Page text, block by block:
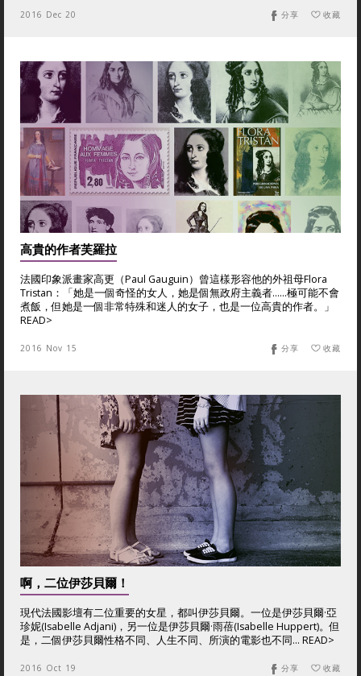
2016 Dec 20 收藏
分享
高貴的作者芙羅拉
法國印象派畫家高更（Paul Gauguin）曾這樣形容他的外祖母Flora
Tristan：「她是一個奇怪的女人，她是個無政府主義者……極可能不會
煮飯，但她是一個非常特殊和迷人的女子，也是一位高貴的作者。」
READ>
2016 Nov 15 收藏
分享
啊，二位伊莎貝爾！
現代法國影壇有二位重要的女星，都叫伊莎貝爾。一位是伊莎貝爾·亞
珍妮(Isabelle Adjani)，另一位是伊莎貝爾·雨蓓(Isabelle Huppert)。但
是，二個伊莎貝爾性格不同、人生不同、所演的電影也不同... READ>
2016 Oct 19 收藏
分享